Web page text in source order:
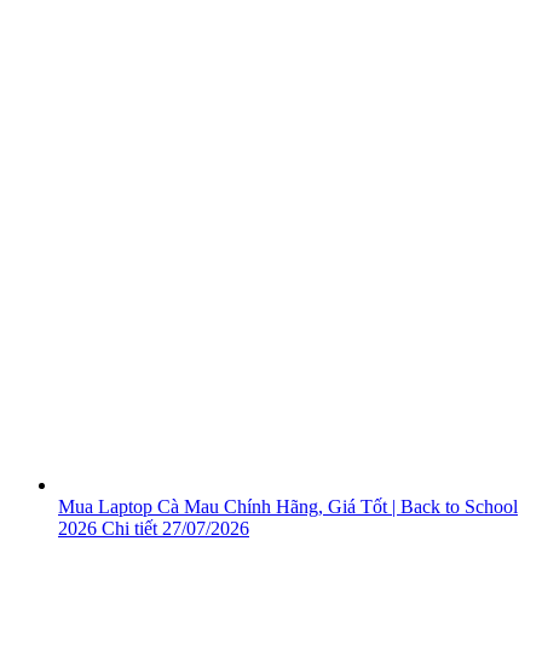
Mua Laptop Cà Mau Chính Hãng, Giá Tốt | Back to School
2026 Chi tiết 27/07/2026